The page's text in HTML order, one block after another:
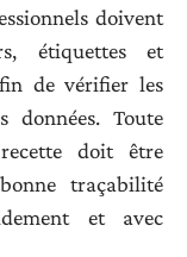
doivent
étiquettes et
de vérifier les
Toute
doit être
traçabilité
et avec